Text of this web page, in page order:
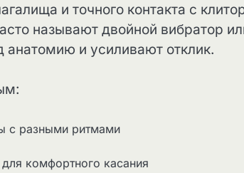
и точного контакта с
называют двойной вибратор
анатомию и усиливают отклик.
с разными ритмами
комфортного касания